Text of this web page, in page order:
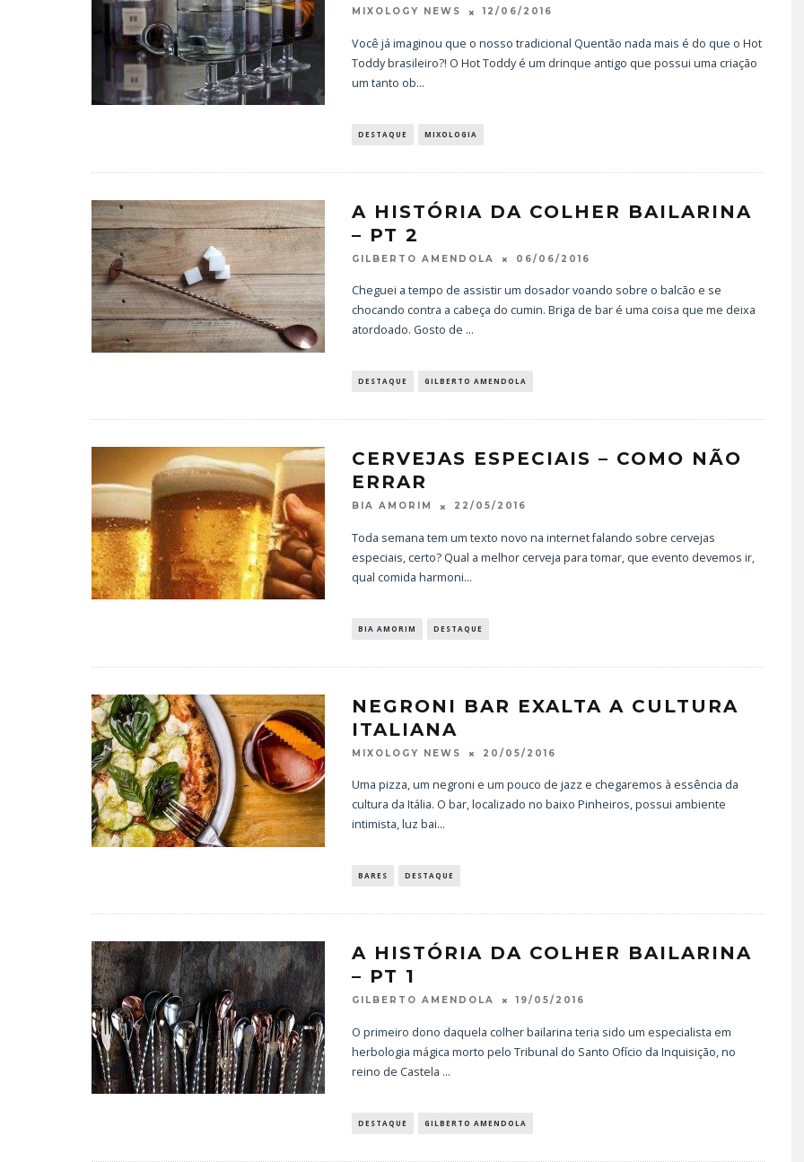
MIXOLOGY NEWS 12/06/2016
Você já imaginou que o nosso tradicional Quentão nada mais é do que o Hot
Toddy brasileiro?! O Hot Toddy é um drinque antigo que possui uma criação
um tanto ob...
DESTAQUE MIXOLOGIA
A HISTÓRIA DA COLHER BAILARINA
– PT 2
GILBERTO AMENDOLA 06/06/2016
Cheguei a tempo de assistir um dosador voando sobre o balcão e se
chocando contra a cabeça do cumin. Briga de bar é uma coisa que me deixa
atordoado. Gosto de ...
DESTAQUE GILBERTO AMENDOLA
CERVEJAS ESPECIAIS – COMO NÃO
ERRAR
BIA AMORIM 22/05/2016
Toda semana tem um texto novo na internet falando sobre cervejas
especiais, certo? Qual a melhor cerveja para tomar, que evento devemos ir,
qual comida harmoni...
BIA AMORIM DESTAQUE
NEGRONI BAR EXALTA A CULTURA
ITALIANA
MIXOLOGY NEWS 20/05/2016
Uma pizza, um negroni e um pouco de jazz e chegaremos à essência da
cultura da Itália. O bar, localizado no baixo Pinheiros, possui ambiente
intimista, luz bai...
BARES DESTAQUE
A HISTÓRIA DA COLHER BAILARINA
– PT 1
GILBERTO AMENDOLA 19/05/2016
O primeiro dono daquela colher bailarina teria sido um especialista em
herbologia mágica morto pelo Tribunal do Santo Ofício da Inquisição, no
reino de Castela ...
DESTAQUE GILBERTO AMENDOLA
VISTA PARA O MUNDO
TOM OLIVEIRA –